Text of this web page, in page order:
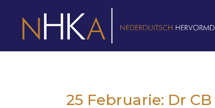
25 Februarie: Dr